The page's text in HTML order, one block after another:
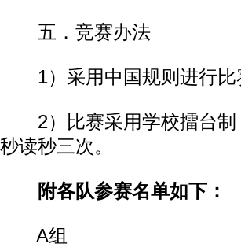
五．竞赛办法
1）采用中国规则进行比
2）比赛采用学校擂台制
秒读秒三次。
附各队参赛名单如下：
A组